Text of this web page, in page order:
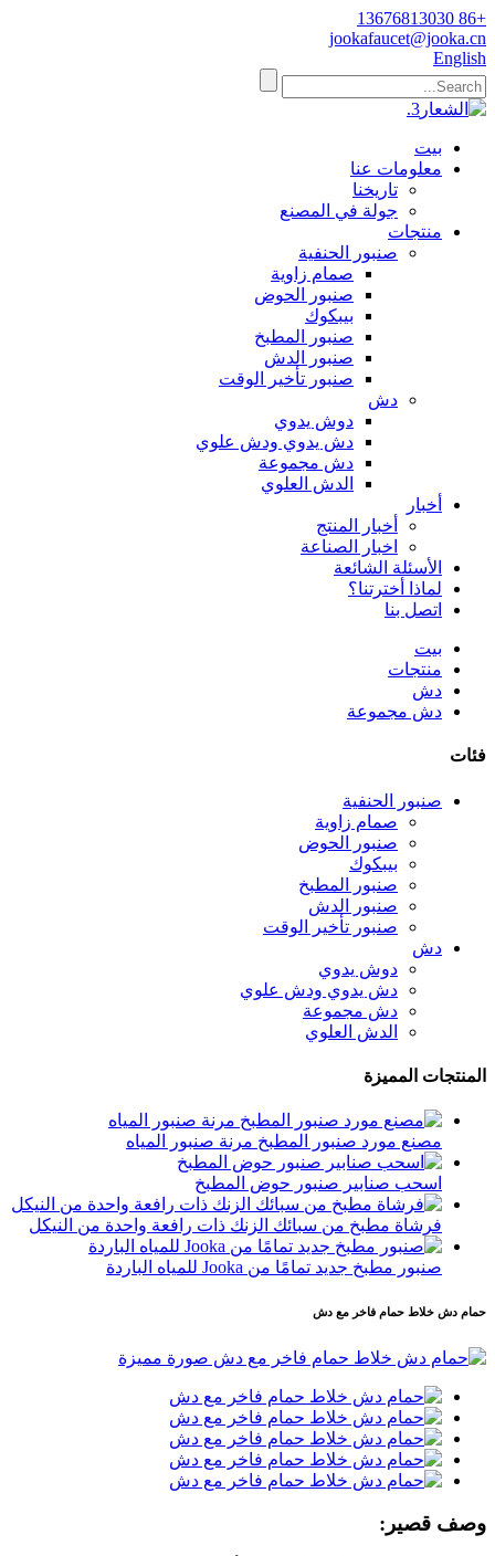
+86 13676813030
jookafaucet@jooka.cn
English
بيت
معلومات عنا
تاريخنا
جولة في المصنع
منتجات
صنبور الحنفية
صمام زاوية
صنبور الحوض
بيبكوك
صنبور المطبخ
صنبور الدش
صنبور تأخير الوقت
دش
دوش يدوي
دش يدوي ودش علوي
دش مجموعة
الدش العلوي
أخبار
أخبار المنتج
اخبار الصناعة
الأسئلة الشائعة
لماذا أخترتنا؟
اتصل بنا
بيت
منتجات
دش
دش مجموعة
فئات
صنبور الحنفية
صمام زاوية
صنبور الحوض
بيبكوك
صنبور المطبخ
صنبور الدش
صنبور تأخير الوقت
دش
دوش يدوي
دش يدوي ودش علوي
دش مجموعة
الدش العلوي
المنتجات المميزة
مصنع مورد صنبور المطبخ مرنة صنبور المياه
اسحب صنابير صنبور حوض المطبخ
فرشاة مطبخ من سبائك الزنك ذات رافعة واحدة من النيكل
صنبور مطبخ جديد تمامًا من Jooka للمياه الباردة
حمام دش خلاط حمام فاخر مع دش
وصف قصير: